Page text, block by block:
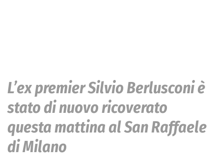
L’ex premier Silvio Berlusconi è
stato di nuovo ricoverato
questa mattina al San Raffaele
di Milano